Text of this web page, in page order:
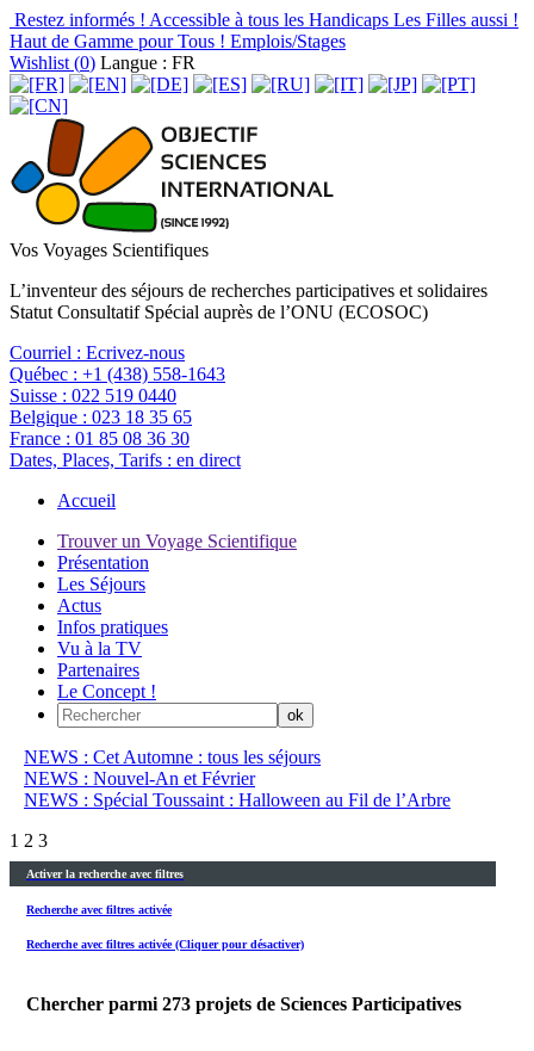
Restez informés ! Accessible à tous les Handicaps Les Filles aussi !
Haut de Gamme pour Tous ! Emplois/Stages
Wishlist (0) Langue : FR
Vos Voyages Scientifiques
L’inventeur des séjours de recherches participatives et solidaires
Statut Consultatif Spécial auprès de l’ONU (ECOSOC)
Courriel : Ecrivez-nous
Québec : +1 (438) 558-1643
Suisse : 022 519 0440
Belgique : 023 18 35 65
France : 01 85 08 36 30
Dates, Places, Tarifs : en direct
Accueil
Trouver un Voyage Scientifique
Présentation
Les Séjours
Actus
Infos pratiques
Vu à la TV
Partenaires
Le Concept !
NEWS : Cet Automne : tous les séjours
NEWS : Nouvel-An et Février
NEWS : Spécial Toussaint : Halloween au Fil de l’Arbre
1 2 3
Activer la recherche avec filtres
Recherche avec filtres activée
Recherche avec filtres activée (Cliquer pour désactiver)
Chercher parmi 273 projets de Sciences Participatives